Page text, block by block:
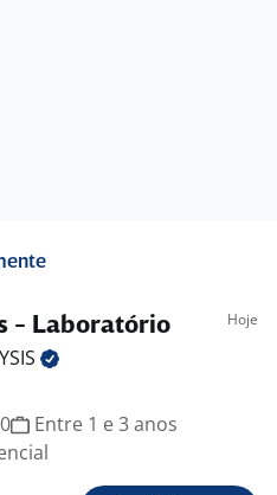
- Laboratório Hoje
Entre 1 e 3 anos